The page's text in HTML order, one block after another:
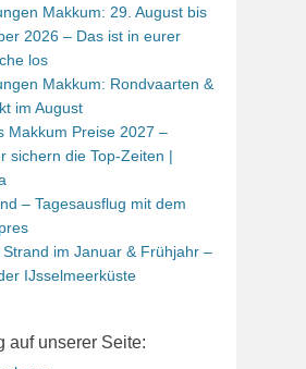
Makkum: 29. August bis
2026 – Das ist in eurer
los
Makkum: Rondvaarten &
im August
Makkum Preise 2027 –
sichern die Top-Zeiten |
– Tagesausflug mit dem
im Januar & Frühjahr –
IJsselmeerküste
auf unserer Seite: